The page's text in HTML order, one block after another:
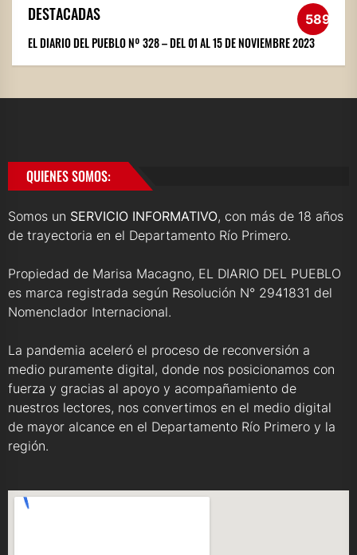
DESTACADAS 589
EL DIARIO DEL PUEBLO Nº 328 – DEL 01 AL 15 DE NOVIEMBRE 2023
QUIENES SOMOS:
Somos un SERVICIO INFORMATIVO, con más de 18 años
de trayectoria en el Departamento Río Primero.
Propiedad de Marisa Macagno, EL DIARIO DEL PUEBLO
es marca registrada según Resolución N° 2941831 del
Nomenclador Internacional.
La pandemia aceleró el proceso de reconversión a
medio puramente digital, donde nos posicionamos con
fuerza y gracias al apoyo y acompañamiento de
nuestros lectores, nos convertimos en el medio digital
de mayor alcance en el Departamento Río Primero y la
región.